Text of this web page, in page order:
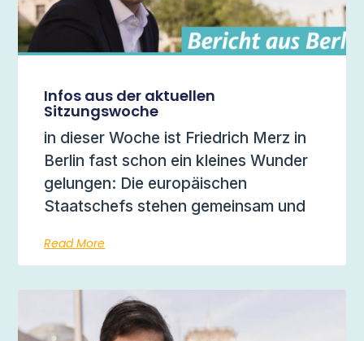
Infos aus der aktuellen
Sitzungswoche
in dieser Woche ist Friedrich Merz in
Berlin fast schon ein kleines Wunder
gelungen: Die europäischen
Staatschefs stehen gemeinsam und
Read More